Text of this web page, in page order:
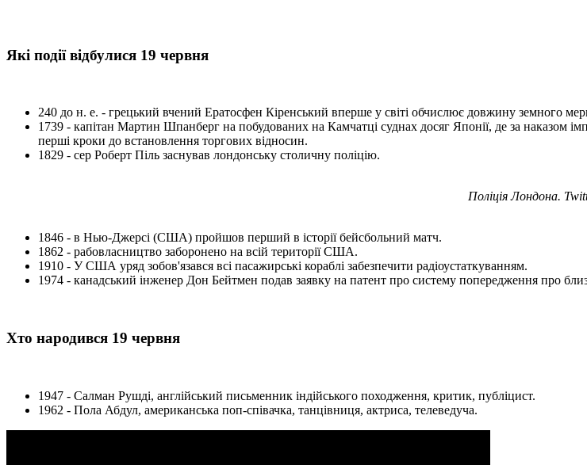
Які події відбулися 19 червня
240 до н. е. - грецький вчений Ератосфен Кіренський вперше у світі обчислює довжину земного
1739 - капітан Мартин Шпанберг на побудованих на Камчатці суднах досяг Японії, де за наказом
перші кроки до встановлення торгових відносин.
1829 - сер Роберт Піль заснував лондонську столичну поліцію.
Поліція Лондона.
1846 - в Нью-Джерсі (США) пройшов перший в історії бейсбольний матч.
1862 - рабовласництво заборонено на всій території США.
1910 - У США уряд зобов'язався всі пасажирські кораблі забезпечити радіоустаткуванням.
1974 - канадський інженер Дон Бейтмен подав заявку на патент про систему попередження про
Хто народився 19 червня
1947 - Салман Рушді, англійський письменник індійського походження, критик, публіцист.
1962 - Пола Абдул, американська поп-співачка, танцівниця, актриса, телеведуча.